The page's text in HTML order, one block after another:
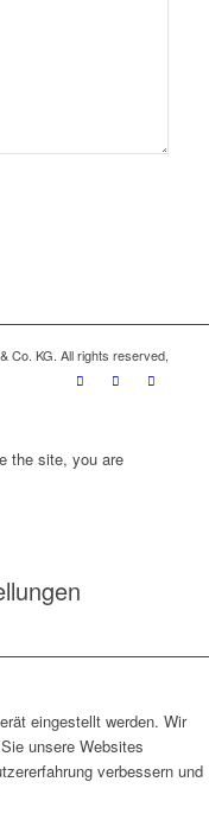
Co. KG. All rights reserved,
the site, you are
eingestellt werden. Wir
unsere Websites
verbessern und